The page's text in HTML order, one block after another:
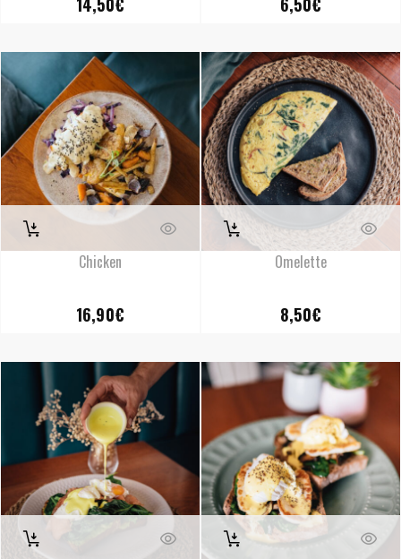
Chicken
16,90€
Omelette
8,50€